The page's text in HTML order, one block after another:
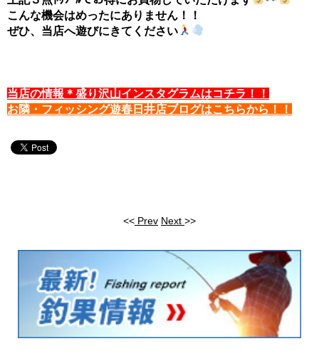
こんな機会はめったにありません！！
ぜひ、当店へ遊びにきてください
当店の情報＊盛り沢山インスタグラムはコチラ！！
お隣・フィッシング遊春日井店ブログはこちらから！！
<< Prev Next >>